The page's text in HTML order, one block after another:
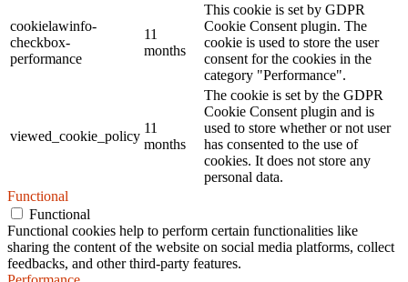
cookielawinfo-
checkbox-
performance
11
months
This cookie is set by GDPR
Cookie Consent plugin. The
cookie is used to store the user
consent for the cookies in the
category "Performance".
viewed_cookie_policy
11
months
The cookie is set by the GDPR
Cookie Consent plugin and is
used to store whether or not user
has consented to the use of
cookies. It does not store any
personal data.
Functional
Functional
Functional cookies help to perform certain functionalities like
sharing the content of the website on social media platforms, collect
feedbacks, and other third-party features.